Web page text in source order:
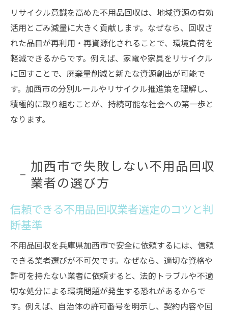
加西市リサイクル制度と不用品回収の連携
方法
資源を無駄にしない不用品回収の工夫とは
不用品回収で守りたいリサイクルの基本ポ
イント
環境にやさしい不用品回収サービスの選び
加西市の粗大ゴミ回収との違いと活用法
不用品回収と加西市粗大ゴミ回収の違いを
粗大ゴミ回収日やカレンダーの活用方法
加西市クリーンセンターと連携した回収方
法
粗大ゴミと不用品回収の費用や手続きの比
較
リサイクル意識を高めた不用品回収は、地域資源の有効
活用とごみ減量に大きく貢献します。なぜなら、回収さ
れた品目が再利用・再資源化されることで、環境負荷を
軽減できるからです。例えば、家電や家具をリサイクル
に回すことで、廃棄量削減と新たな資源創出が可能で
す。加西市の分別ルールやリサイクル推進策を理解し、
積極的に取り組むことが、持続可能な社会への第一歩と
なります。
加西市で失敗しない不用品回収
業者の選び方
信頼できる不用品回収業者選定のコツと判
断基準
不用品回収を兵庫県加西市で安全に依頼するには、信頼
できる業者選びが不可欠です。なぜなら、適切な資格や
許可を持たない業者に依頼すると、法的トラブルや不適
切な処分による環境問題が発生する恐れがあるからで
す。例えば、自治体の許可番号を明示し、契約内容や回